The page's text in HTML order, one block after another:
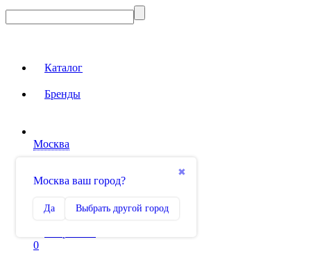
Каталог
Бренды
Москва
✖
Москва ваш город?
Да Выбрать другой город
Сравнение
0